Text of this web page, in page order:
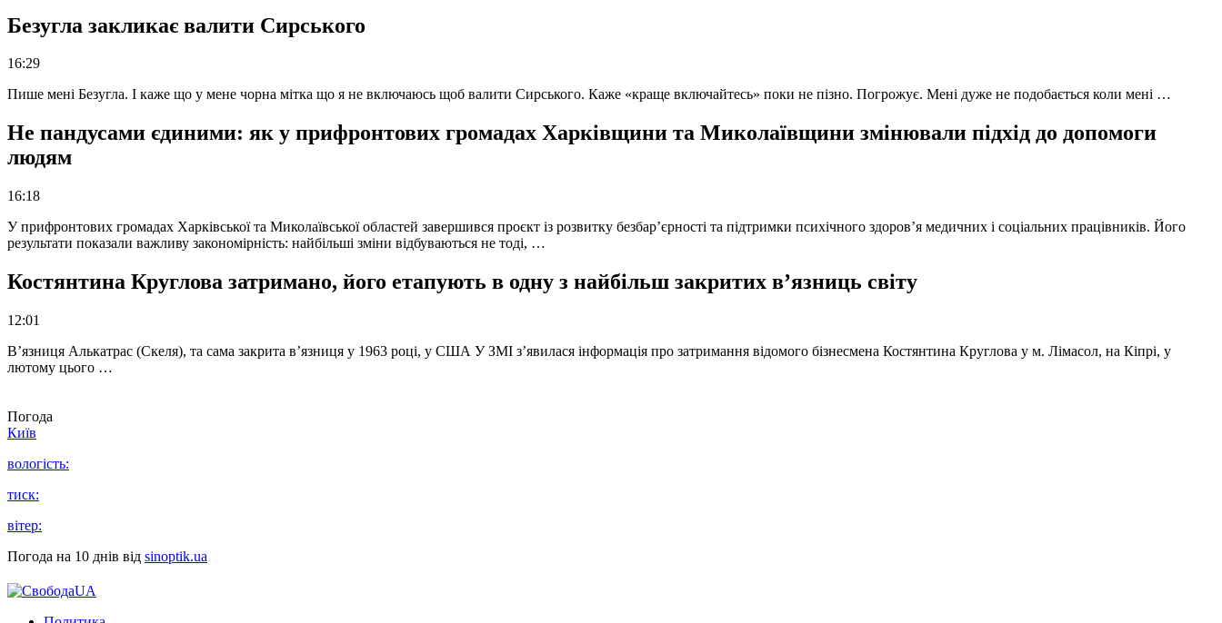
Безугла закликає валити Сирського
16:29
Пише мені Безугла. І каже що у мене чорна мітка що я не включаюсь щоб валити Сирського. Каже «краще включайтесь» поки не пізно. Погрожує. Мені дуже не подобається коли мені …
Не пандусами єдиними: як у прифронтових громадах Харківщини та Миколаївщини змінювали підхід до допомоги
людям
16:18
У прифронтових громадах Харківської та Миколаївської областей завершився проєкт із розвитку безбар’єрності та підтримки психічного здоров’я медичних і соціальних працівників. Його
результати показали важливу закономірність: найбільші зміни відбуваються не тоді, …
Костянтина Круглова затримано, його етапують в одну з найбільш закритих в’язниць світу
12:01
В’язниця Алькатрас (Скеля), та сама закрита в’язниця у 1963 році, у США У ЗМІ з’явилася інформація про затримання відомого бізнесмена Костянтина Круглова у м. Лімасол, на Кіпрі, у
лютому цього …
Погода
Київ
вологість:
тиск:
вітер:
Погода на 10 днів від sinoptik.ua